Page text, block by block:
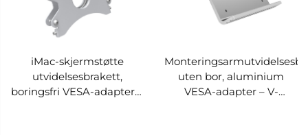
iMac-skjermstøtte
utvidelsesbrakett,
boringsfri VESA-adapter –
uten bor, aluminium
VESA-adapter – V-